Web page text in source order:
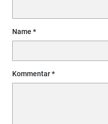
Name
Kommentar